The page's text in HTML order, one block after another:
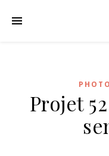
PHOTO
Projet